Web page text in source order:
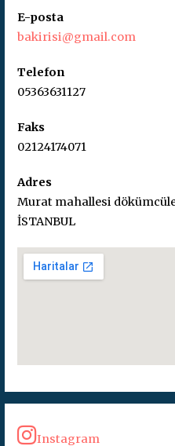
E-posta
bakirisi@gmail.com
Telefon
05363631127
Faks
02124174071
Adres
Murat mahallesi
İSTANBUL
Instagram